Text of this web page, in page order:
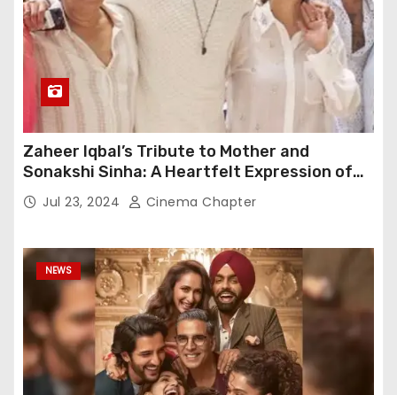
Zaheer Iqbal’s Tribute to Mother and
Sonakshi Sinha: A Heartfelt Expression of
Gratitude
Jul 23, 2024 Cinema Chapter
NEWS